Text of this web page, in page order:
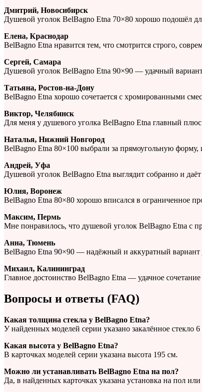
Дмитрий, Новосибирск
Душевой уголок BelBagno Etna 70×80 хорошо подошёл
Елена, Краснодар
BelBagno Etna нравится тем, что смотрится строго,
Сергей, Самара
Душевой уголок BelBagno Etna 90×90 — удачный
Татьяна, Ростов-на-Дону
BelBagno Etna хорошо сочетается с хромированными
Виктор, Челябинск
Для меня у душевого уголка BelBagno Etna главный
Наталья, Нижний Новгород
BelBagno Etna 80×100 выбрали за прямоугольную форму,
Андрей, Уфа
Душевой уголок BelBagno Etna выглядит собранно и
Юлия, Воронеж
BelBagno Etna 80×80 хорошо вписался в ограниченное
Максим, Пермь
Мне понравилось, что душевой уголок BelBagno Etna с
Анна, Тюмень
BelBagno Etna 90×90 — надёжный и аккуратный вариант
Михаил, Калининград
Главное достоинство BelBagno Etna — удачное
Вопросы и ответы (FAQ)
Какая толщина стекла у BelBagno Etna?
У найденных моделей серии указано закалённое стекло
Какая высота у BelBagno Etna?
В карточках моделей серии указана высота 195 см.
Можно ли устанавливать BelBagno Etna на пол?
Да, в найденных карточках указана установка на пол